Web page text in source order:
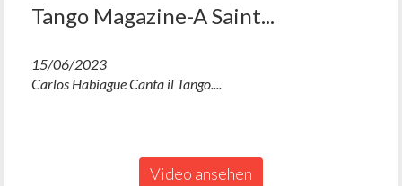
Tango Magazine-A Saint...
15/06/2023
Carlos Habiague Canta il Tango....
Video ansehen